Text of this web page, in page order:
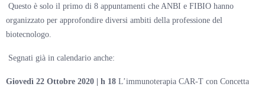
Questo è solo il primo di 8 appuntamenti che ANBI e FIBIO hanno
organizzato per approfondire diversi ambiti della professione del
biotecnologo.
Segnati già in calendario anche:
Giovedì 22 Ottobre 2020 | h 18 L’immunoterapia CAR-T con Concetta